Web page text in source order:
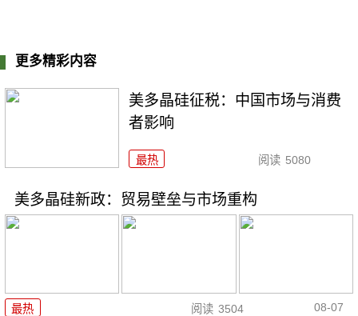
更多精彩内容
美多晶硅征税：中国市场与消费
者影响
最热 阅读 5080
美多晶硅新政：贸易壁垒与市场重构
最热 阅读 3504 08-07